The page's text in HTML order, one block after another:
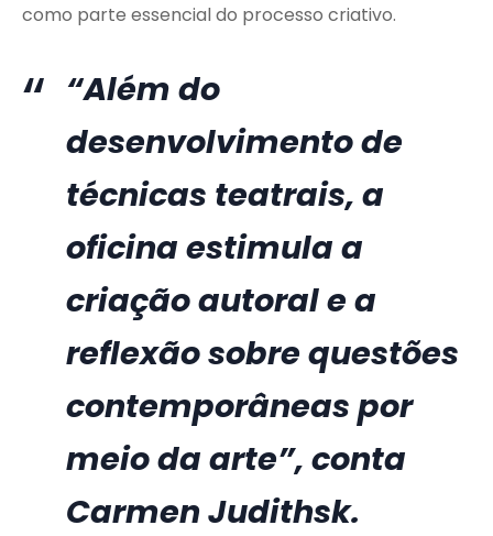
como parte essencial do processo criativo.
“Além do
desenvolvimento de
técnicas teatrais, a
oficina estimula a
criação autoral e a
reflexão sobre questões
contemporâneas por
meio da arte”, conta
Carmen Judithsk.